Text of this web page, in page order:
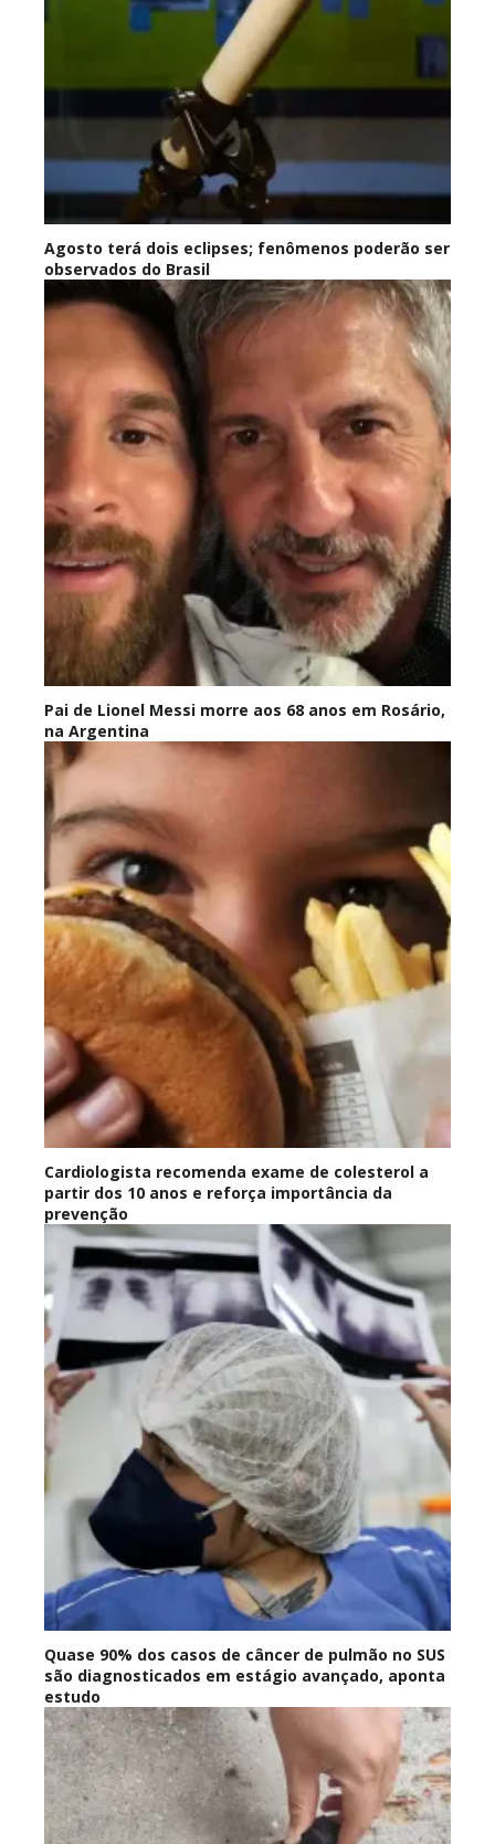
Agosto terá dois eclipses; fenômenos poderão ser
observados do Brasil
Pai de Lionel Messi morre aos 68 anos em Rosário,
na Argentina
Cardiologista recomenda exame de colesterol a
partir dos 10 anos e reforça importância da
prevenção
Quase 90% dos casos de câncer de pulmão no SUS
são diagnosticados em estágio avançado, aponta
estudo